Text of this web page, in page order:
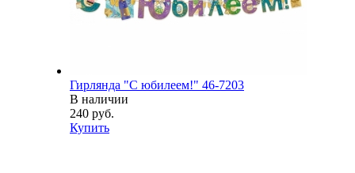
Гирлянда "С юбилеем!" 46-7203
В наличии
240 руб.
Купить